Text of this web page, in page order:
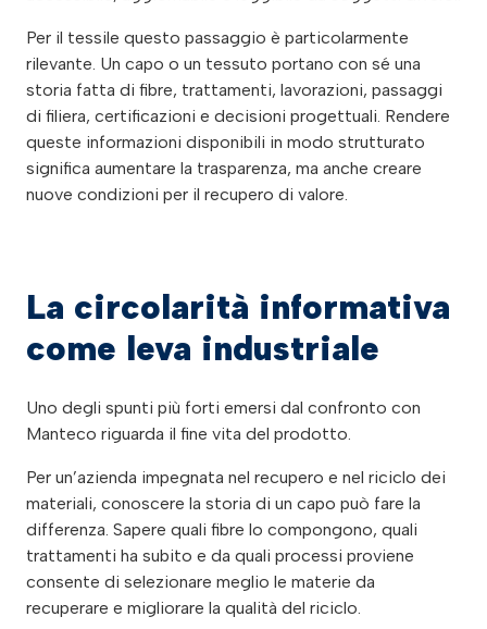
Per il tessile questo passaggio è particolarmente
rilevante. Un capo o un tessuto portano con sé una
storia fatta di fibre, trattamenti, lavorazioni, passaggi
di filiera, certificazioni e decisioni progettuali. Rendere
queste informazioni disponibili in modo strutturato
significa aumentare la trasparenza, ma anche creare
nuove condizioni per il recupero di valore.
La circolarità informativa
come leva industriale
Uno degli spunti più forti emersi dal confronto con
Manteco riguarda il fine vita del prodotto.
Per un’azienda impegnata nel recupero e nel riciclo dei
materiali, conoscere la storia di un capo può fare la
differenza. Sapere quali fibre lo compongono, quali
trattamenti ha subito e da quali processi proviene
consente di selezionare meglio le materie da
recuperare e migliorare la qualità del riciclo.